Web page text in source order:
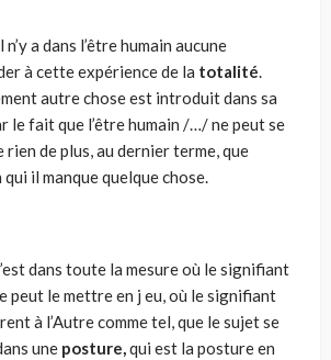
a dans l’être humain aucune
à cette expérience de la totalité.
autre chose est introduit dans sa
le fait que l’être humain /…/ ne peut se
rien de plus, au dernier terme, que
qui il manque quelque chose.
dans toute la mesure où le signifiant
peut le mettre en j eu, où le signifiant
à l’Autre comme tel, que le sujet se
une posture,qui est la posture en